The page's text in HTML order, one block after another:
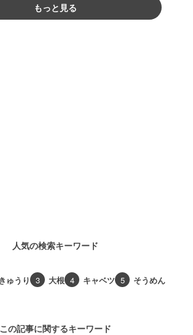
もっと見る
人気の検索キーワード
きゅうり 3 大根 4 キャベツ 5 そうめん
この記事に関するキーワード